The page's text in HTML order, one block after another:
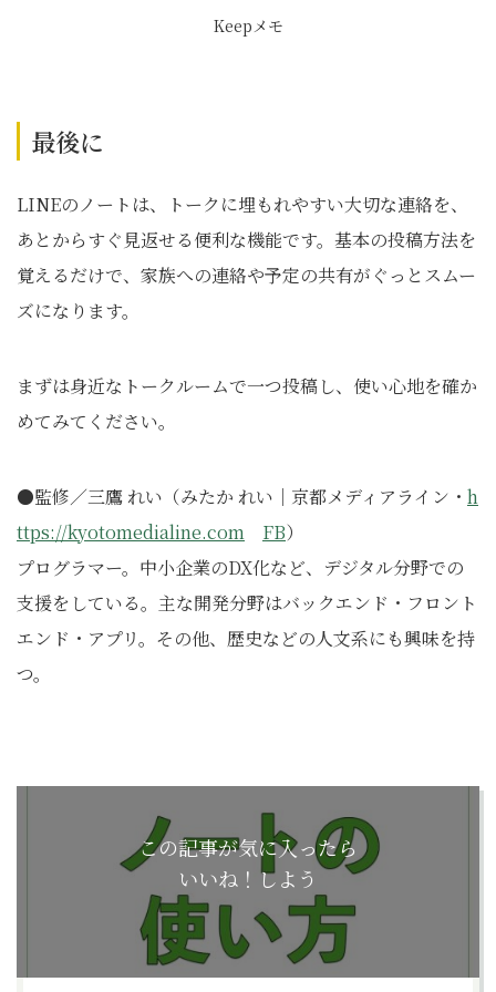
Keepメモ
最後に
LINEのノートは、トークに埋もれやすい大切な連絡を、
あとからすぐ見返せる便利な機能です。基本の投稿方法を
覚えるだけで、家族への連絡や予定の共有がぐっとスムー
ズになります。
まずは身近なトークルームで一つ投稿し、使い心地を確か
めてみてください。
●監修／三鷹 れい（みたか れい｜京都メディアライン・ h
ttps://kyotomedialine.com
FB）
プログラマー。中小企業のDX化など、デジタル分野での
支援をしている。主な開発分野はバックエンド・フロント
エンド・アプリ。その他、歴史などの人文系にも興味を持
つ。
この記事が気に入ったら
いいね！しよう